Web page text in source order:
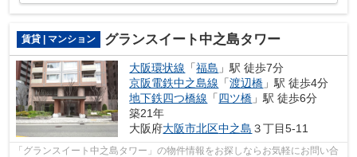
賃貸 | マンション グランスイート中之島タワー
大阪環状線 「福島 」駅 徒歩7分
京阪電鉄中之島線 「渡辺橋 」駅 徒歩4分
地下鉄四つ橋線 「四ツ橋 」駅 徒歩6分
築21年
大阪府大阪市北区中之島 ３丁目5-11
「グランスイート中之島タワー」の物件情報をお探しならお気軽にお問い合